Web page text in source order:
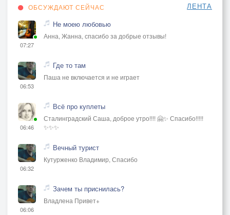
ОБСУЖДАЮТ СЕЙЧАС ЛЕНТА
07:27
Не моею любовью
Анна, Жанна, спасибо за добрые отзывы!
06:53
Где то там
Паша не включается и не играет
06:46
Всё про куплеты
Сталинградский Саша, доброе утро!!!! 🤗✨ Спасибо!!!!!
✨✨✨
06:32
Вечный турист
Кутурженко Владимир, Спасибо
06:06
Зачем ты приснилась?
Владлена Привет+